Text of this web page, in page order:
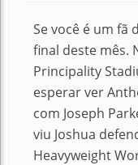
Se você é um fã
final deste mês.
Principality
esperar ver
com Joseph
viu Joshua
Heavyweight